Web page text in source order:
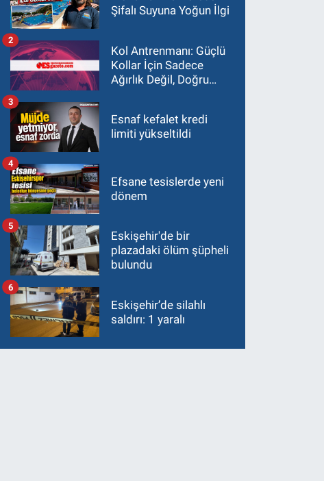
Şifalı Suyuna Yoğun İlgi
Kol Antrenmanı: Güçlü
Kollar İçin Sadece
Ağırlık Değil, Doğru
2
Esnaf kefalet kredi
limiti yükseltildi
3
Efsane tesislerde yeni
dönem
4
Eskişehir'de bir
plazadaki ölüm şüpheli
bulundu
5
Eskişehir’de silahlı
saldırı: 1 yaralı
6